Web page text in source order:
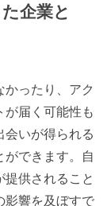
企業と
ったり、アク
が届く可能性も
会いが得られる
ができます。自
供されること
影響を及ぼすで